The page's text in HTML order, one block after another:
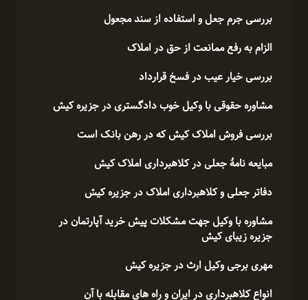
بررسی جرم جعل و استفاده از سند مجعول
الزام به رفع ممانعت از حق در املاک
بررسی خیار عیب در فسخ قرارداد
مشاوره حقوقی با وکیل خوب دادگستری در جزیره کیش
بررسی فروش املاک کیش که در رهن بانک است
مبایعه نامۀ جعلی در کلاهبرداری املاک کیش
دفاتر جعلی و کلاهبرداری املاک در جزیره کیش
مشاوره با وکیل جهت مشکلات پیش خرید آپارتمان در
جزیره زیبای کیش
مهری برجی وکیل ارث در جزیره کیش
انواع کلاهبرداری در ایران و راه های مقابله با آن